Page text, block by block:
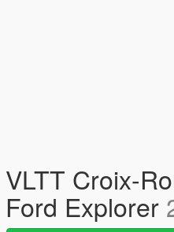
VLTT Croix-
Ford Explorer